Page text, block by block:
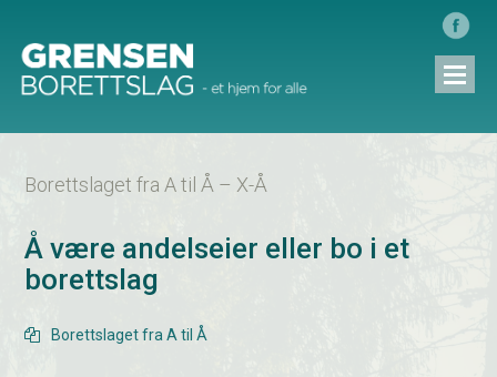
Borettslaget fra A til Å – X-Å
Å være andelseier eller bo i et
borettslag
 Borettslaget fra A til Å